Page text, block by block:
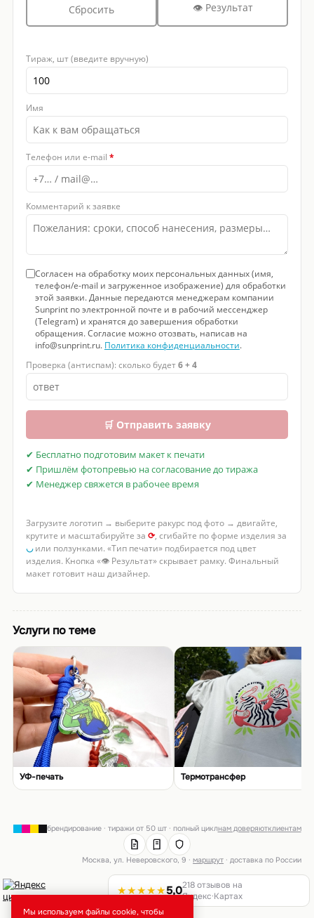
Сбросить 👁 Результат
Тираж, шт (введите вручную)
Имя
Телефон или e-mail *
Комментарий к заявке
Согласен на обработку моих персональных данных (имя,
телефон/e-mail и загруженное изображение) для обработки
этой заявки. Данные передаются менеджерам компании
Sunprint по электронной почте и в рабочий мессенджер
(Telegram) и хранятся до завершения обработки
обращения. Согласие можно отозвать, написав на
info@sunprint.ru. Политика конфиденциальности.
Проверка (антиспам): сколько будет6 + 4
🛒 Отправить заявку
✔ Бесплатно подготовим макет к печати
✔ Пришлём фотопревью на согласование до тиража
✔ Менеджер свяжется в рабочее время
Загрузите логотип → выберите ракурс под фото → двигайте,
крутите и масштабируйте за ⟳, сгибайте по форме изделия за
◡или ползунками. «Тип печати» подбирается под цвет
изделия. Кнопка «👁 Результат» скрывает рамку. Финальный
макет готовит наш дизайнер.
Услуги по теме
УФ-печать Термотрансфер
брендирование · тиражи от 50 шт · полный циклнам доверяютклиентам
Москва, ул. Неверовского, 9 ·маршрут · доставка по России
★★★★★5,0218 отзывов на
Яндекс·Картах
Мы используем файлы cookie, чтобы